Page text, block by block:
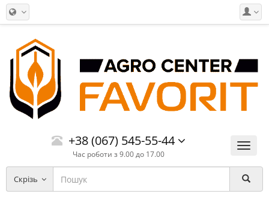
Меню
+38 (067) 545-55-44
Час роботи з 9.00 до 17.00
Скрізь